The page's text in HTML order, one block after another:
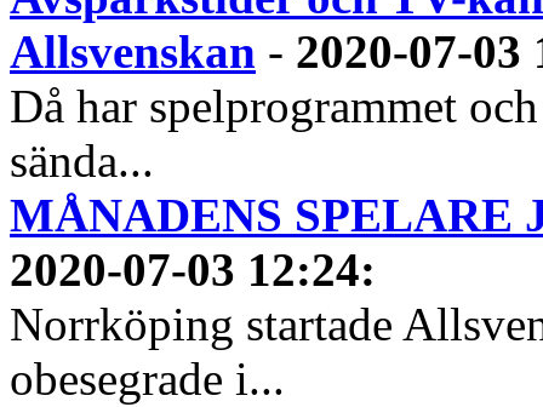
Allsvenskan - 2020-07-03
Då har spelprogrammet
sända...
MÅNADENS SPELARE
2020-07-03 12:24:
Norrköping startade
obesegrade i...